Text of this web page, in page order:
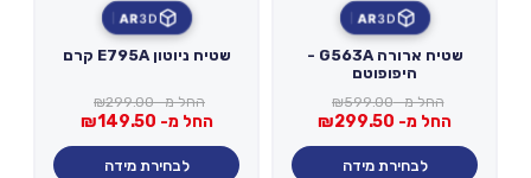
3D
AR
שטיח ארורה G563A -
היפופוטם
החל מ- ₪599.00
החל מ- ₪299.50
לבחירת מידה
3D
AR
שטיח ניוטון E795A קרם
החל מ- ₪299.00
החל מ- ₪149.50
לבחירת מידה